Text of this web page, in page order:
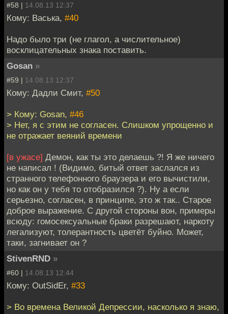
#58 | 14.08.13 12:37
Кому: Васька, #40
Надо было три (не глагол, а числительное)
восклицательных знака поставить.
Gosan »
#59 | 14.08.13 12:37
Кому: Дадли Смит, #50
> Кому: Gosan, #46
> Нет, я с этим не согласен. Слишком упрощенно и
не отражает веяний времени
[в ужасе] Демон, как ты это делаешь ?! Я же ничего
не написал ! (Видимо, битый ответ заслался из
странного телефонного браузера и его вычистили,
но как он у тебя то отобразился ?). Ну а если
серьезно, согласен, в принципе, это ж так.. Старое
доброе выражение. С другой стороны вон, примеры
всюду: гомосексуальные браки разрешают, наркоту
легализуют, толерантность цветёт буйно. Может,
таки, загнивает он ?
StivenRND »
#60 | 14.08.13 12:44
Кому: OutSidEr, #33
> Во времена Великой Депрессии, насколько я знаю,